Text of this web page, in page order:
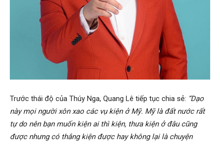
Trước thái độ của Thúy Nga, Quang Lê tiếp tục chia sẻ: “Dạo
này mọi người xôn xao các vụ kiện ở Mỹ. Mỹ là đất nước rất
tự do nên bạn muốn kiện ai thì kiện, thưa kiện ở đâu cũng
được nhưng có thắng kiện được hay không lại là chuyện